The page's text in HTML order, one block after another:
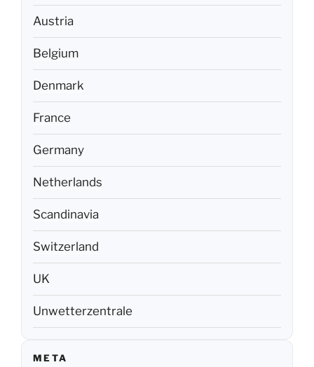
Austria
Belgium
Denmark
France
Germany
Netherlands
Scandinavia
Switzerland
UK
Unwetterzentrale
META